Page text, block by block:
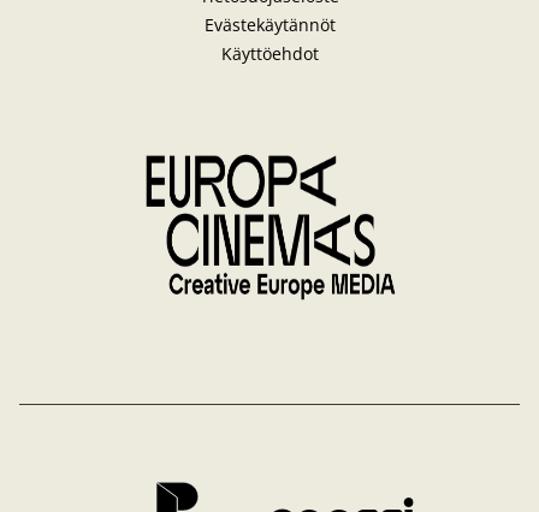
Evästekäytännöt
Käyttöehdot